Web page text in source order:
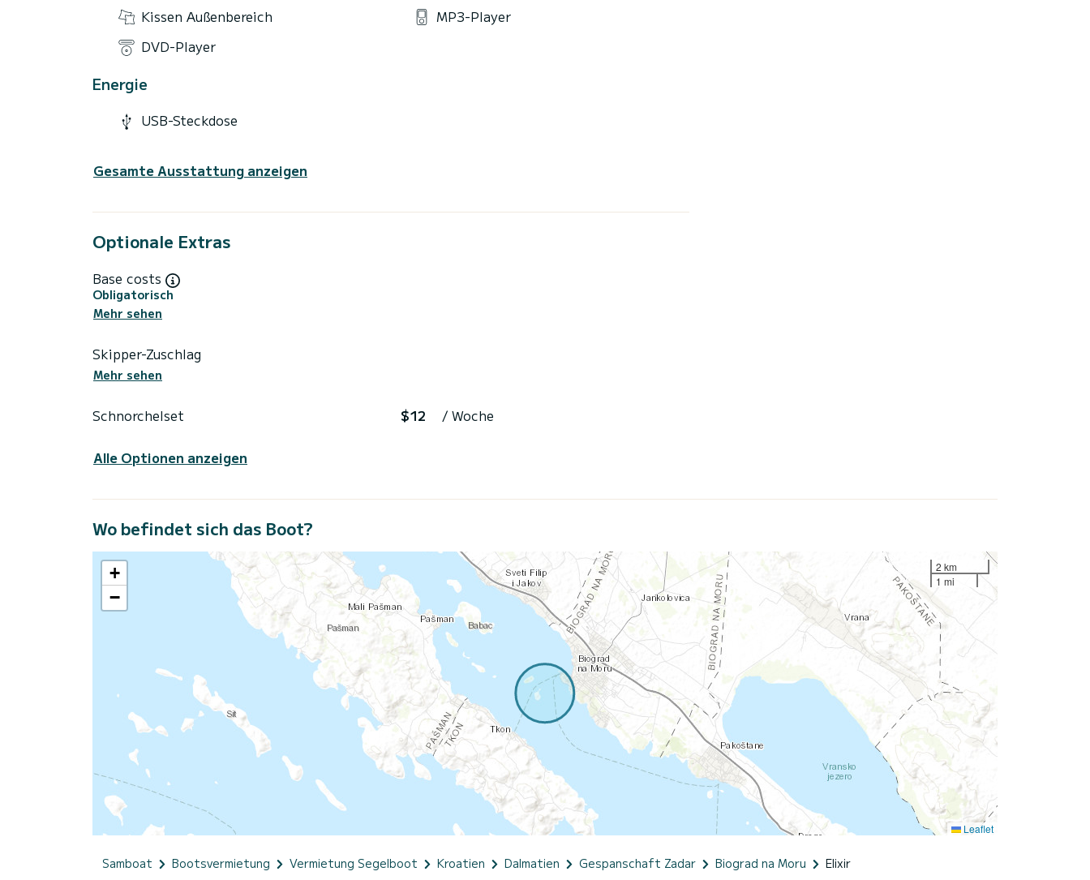
Kissen Außenbereich
MP3-Player
DVD-Player
Energie
USB-Steckdose
Gesamte Ausstattung anzeigen
Optionale Extras
Base costs
Obligatorisch
Mehr sehen
Skipper-Zuschlag
Mehr sehen
Schnorchelset $12 / Woche
Alle Optionen anzeigen
Wo befindet sich das Boot?
+
−
2 km
1 mi
Leaflet
Samboat Bootsvermietung Vermietung Segelboot Kroatien Dalmatien Gespanschaft Zadar Biograd na Moru Elixir